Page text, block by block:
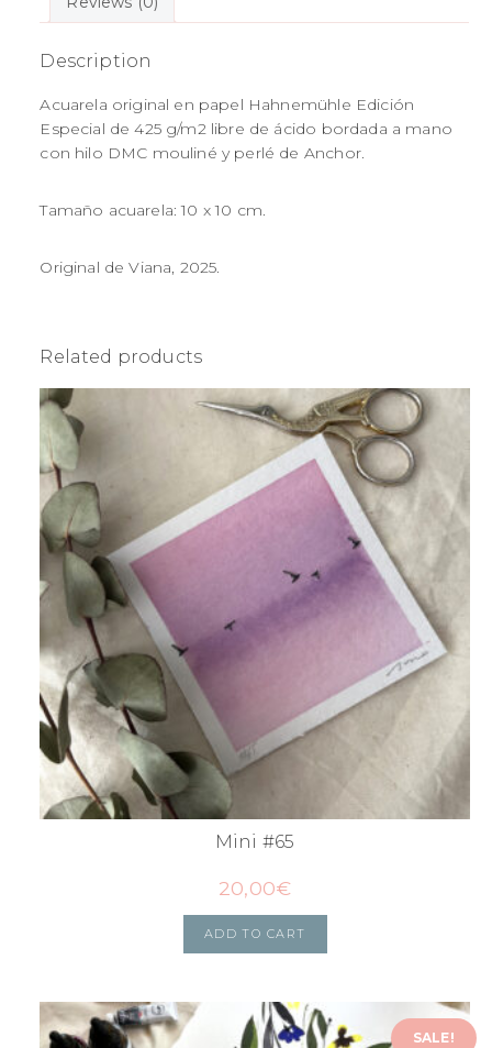
Description
Acuarela original en papel Hahnemühle Edición
Especial de 425 g/m2 libre de ácido bordada a mano
con hilo DMC mouliné y perlé de Anchor.
Tamaño acuarela: 10 x 10 cm.
Original de Viana, 2025.
Related products
Mini #65
20,00€
ADD TO CART
SALE!